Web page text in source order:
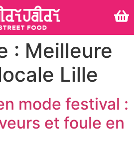
: Meilleure
Lille
mode festival :
et foule en